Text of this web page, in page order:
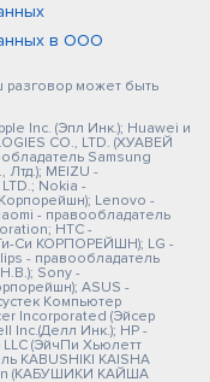
в ООО
разговор может быть
Inc. (Эпл Инк.); Huawei и
CO., LTD. (ХУАВЕЙ
Samsung
MEIZU -
Nokia -
Lenovo -
- правообладатель
HTC -
Си КОРПОРЕЙШН); LG -
- правообладатель
Sony -
ASUS -
Компьютер
Incorporated (Эйсер
Inc.(Делл Инк.); HP -
(ЭйчПи Хьюлетт
KABUSHIKI KAISHA
(КАБУШИКИ КАЙША